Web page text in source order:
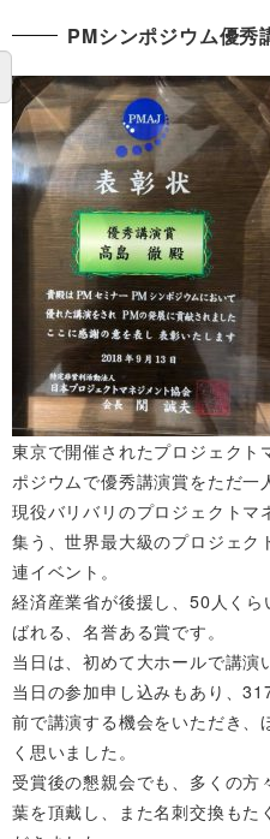
PMシンポジウム優秀
東京で開催されたプロジェクト
ポジウムで優秀講演賞をただ一
現役バリバリのプロジェクトマ
集う、世界最大級のプロジェク
連イベント。
経済産業省が後援し、50人くら
ばれる、名誉ある賞です。
当日は、初めて大ホールで講演
当日の参加申し込みもあり、
前で講演する機会をいただき、
く思いました。
受賞後の懇親会でも、多くの方
葉を頂戴し、また名刺交換もた